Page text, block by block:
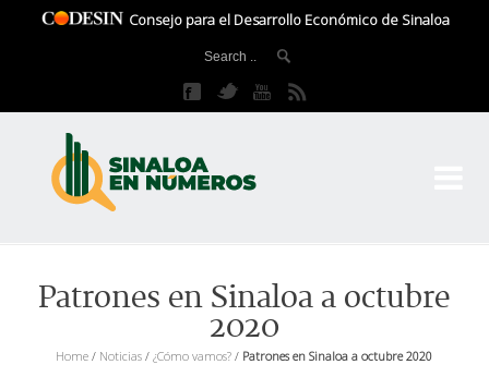
Consejo para el Desarrollo Económico de Sinaloa
Patrones en Sinaloa a octubre
2020
Home / Noticias /¿Cómo vamos? / Patrones en Sinaloa a octubre 2020